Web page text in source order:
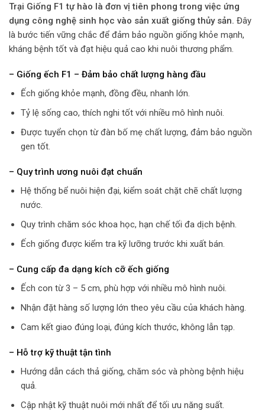
Trại Giống F1 tự hào là đơn vị tiên phong trong việc ứng
dụng công nghệ sinh học vào sản xuất giống thủy sản. Đây
là bước tiến vững chắc để đảm bảo nguồn giống khỏe mạnh,
kháng bệnh tốt và đạt hiệu quả cao khi nuôi thương phẩm.
– Giống ếch F1 – Đảm bảo chất lượng hàng đầu
Ếch giống khỏe mạnh, đồng đều, nhanh lớn.
Tỷ lệ sống cao, thích nghi tốt với nhiều mô hình nuôi.
Được tuyển chọn từ đàn bố mẹ chất lượng, đảm bảo nguồn
gen tốt.
– Quy trình ương nuôi đạt chuẩn
Hệ thống bể nuôi hiện đại, kiểm soát chặt chẽ chất lượng
nước.
Quy trình chăm sóc khoa học, hạn chế tối đa dịch bệnh.
Ếch giống được kiểm tra kỹ lưỡng trước khi xuất bán.
– Cung cấp đa dạng kích cỡ ếch giống
Ếch con từ 3 – 5 cm, phù hợp với nhiều mô hình nuôi.
Nhận đặt hàng số lượng lớn theo yêu cầu của khách hàng.
Cam kết giao đúng loại, đúng kích thước, không lẫn tạp.
– Hỗ trợ kỹ thuật tận tình
Hướng dẫn cách thả giống, chăm sóc và phòng bệnh hiệu
quả.
Cập nhật kỹ thuật nuôi mới nhất để tối ưu năng suất.